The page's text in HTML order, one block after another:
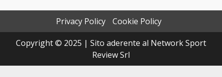
Privacy Policy
Cookie Policy
Copyright © 2025 | Sito aderente al Network Sport
Review Srl